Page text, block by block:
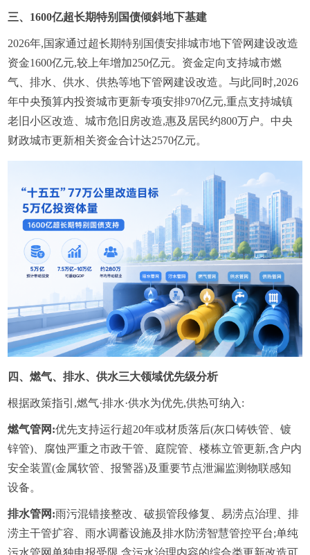
三、1600亿超长期特别国债倾斜地下基建
2026年,国家通过超长期特别国债安排城市地下管网建设改造
资金1600亿元,较上年增加250亿元。资金定向支持城市燃
气、排水、供水、供热等地下管网建设改造。与此同时,2026
年中央预算内投资城市更新专项安排970亿元,重点支持城镇
老旧小区改造、城市危旧房改造,惠及居民约800万户。中央
财政城市更新相关资金合计达2570亿元。
四、燃气、排水、供水三大领域优先级分析
根据政策指引,燃气·排水·供水为优先,供热可纳入:
燃气管网:优先支持运行超20年或材质落后(灰口铸铁管、镀
锌管)、腐蚀严重之市政干管、庭院管、楼栋立管更新,含户内
安全装置(金属软管、报警器)及重要节点泄漏监测物联感知
设备。
排水管网:雨污混错接整改、破损管段修复、易涝点治理、排
涝主干管扩容、雨水调蓄设施及排水防涝智慧管控平台;单纯